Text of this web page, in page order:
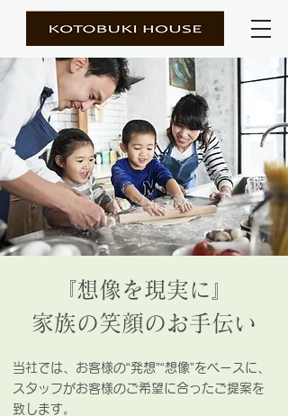
『想像を現実に』
家族の笑顔のお手伝い
当社では、お客様の“発想”“想像”をベースに、
スタッフがお客様のご希望に合ったご提案を
致します。